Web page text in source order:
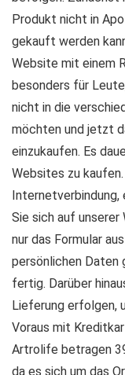
Produkt nicht in
gekauft werden
Website mit einem
besonders für
nicht in die
möchten und jetzt
einzukaufen. Es
Websites zu
Internetverbindung,
Sie sich auf unserer
nur das Formular
persönlichen Daten
fertig. Darüber
Lieferung erfolgen,
Voraus mit
Artrolife betragen
da es sich um das